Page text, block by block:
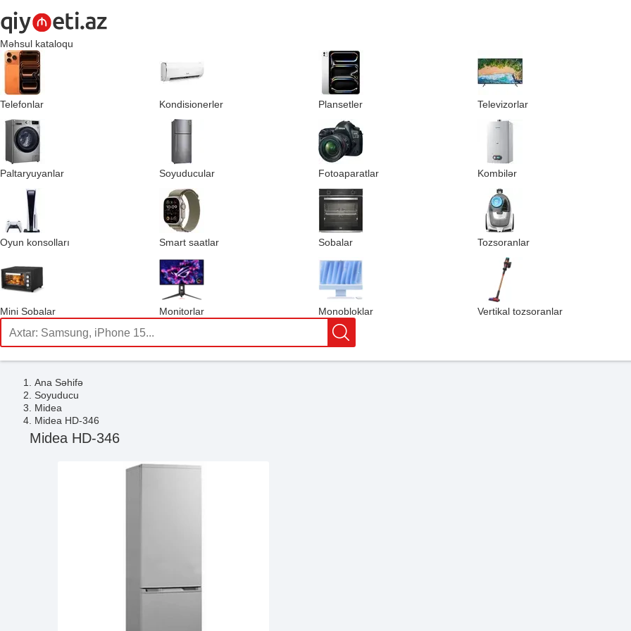
Məhsul kataloqu
Telefonlar Kondisionerler Plansetler Televizorlar
Paltaryuyanlar Soyuducular Fotoaparatlar Kombilər
Oyun konsolları Smart saatlar Sobalar Tozsoranlar
Mini Sobalar Monitorlar Monobloklar Vertikal tozsoranlar
Ana Səhifə
Soyuducu
Midea
Midea HD-346
Midea HD-346